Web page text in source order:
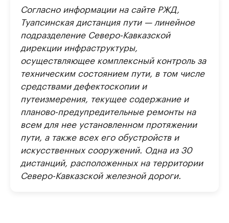
Согласно информации на сайте РЖД,
Туапсинская дистанция пути — линейное
подразделение Северо-Кавказской
дирекции инфраструктуры,
осуществляющее комплексный контроль за
техническим состоянием пути, в том числе
средствами дефектоскопии и
путеизмерения, текущее содержание и
планово-предупредительные ремонты на
всем для нее установленном протяжении
пути, а также всех его обустройств и
искусственных сооружений. Одна из 30
дистанций, расположенных на территории
Северо-Кавказской железной дороги.